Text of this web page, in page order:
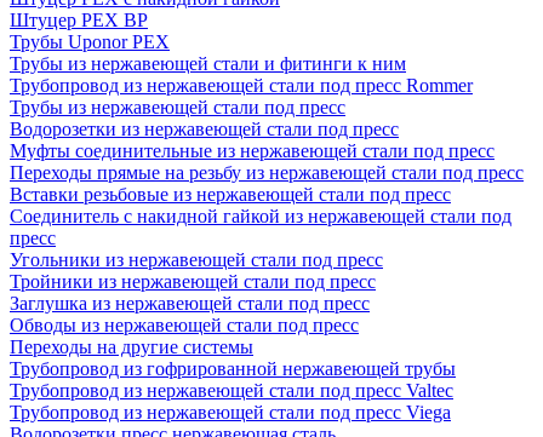
Штуцер PEX ВР
Трубы Uponor PEX
Трубы из нержавеющей стали и фитинги к ним
Трубопровод из нержавеющей стали под пресс Rommer
Трубы из нержавеющей стали под пресс
Водорозетки из нержавеющей стали под пресс
Муфты соединительные из нержавеющей стали под пресс
Переходы прямые на резьбу из нержавеющей стали под пресс
Вставки резьбовые из нержавеющей стали под пресс
Соединитель с накидной гайкой из нержавеющей стали под
пресс
Угольники из нержавеющей стали под пресс
Тройники из нержавеющей стали под пресс
Заглушка из нержавеющей стали под пресс
Обводы из нержавеющей стали под пресс
Переходы на другие системы
Трубопровод из гофрированной нержавеющей трубы
Трубопровод из нержавеющей стали под пресс Valtec
Трубопровод из нержавеющей стали под пресс Viega